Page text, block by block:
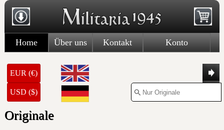
Home Über uns Kontakt Konto
EUR (€)
USD ($)
Originale